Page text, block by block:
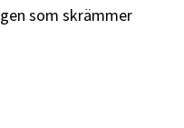
som skrämmer